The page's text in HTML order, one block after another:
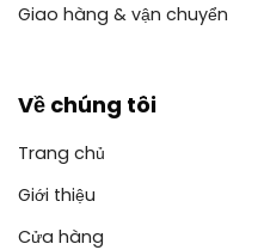
Giao hàng & vận chuyển
Về chúng tôi
Trang chủ
Giới thiệu
Cửa hàng